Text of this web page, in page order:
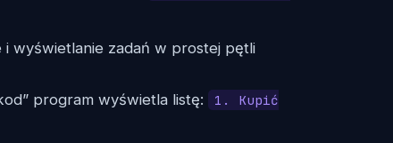
wyświetlanie zadań w prostej pętli
program wyświetla listę:
1. Kupić